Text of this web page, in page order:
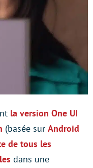
la version One UI
(basée sur Android
de tous les
dans une